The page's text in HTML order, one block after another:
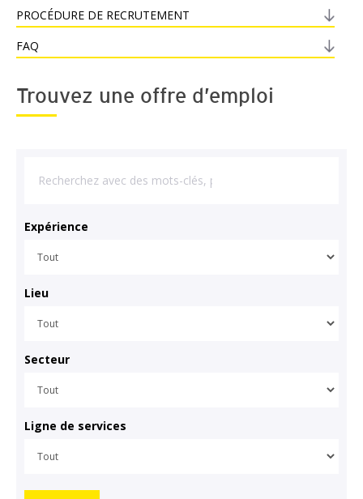
PROCÉDURE DE RECRUTEMENT
FAQ
Trouvez une offre d’emploi
Expérience
Lieu
Secteur
Ligne de services